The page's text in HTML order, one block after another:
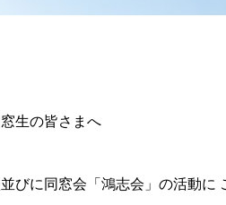
生の皆さまへ
びに同窓会「鴻志会」の活動